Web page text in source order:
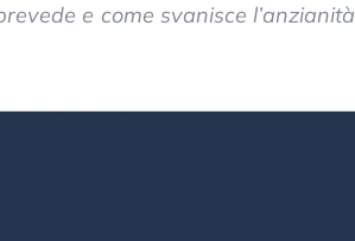
e come svanisce l’anzianità